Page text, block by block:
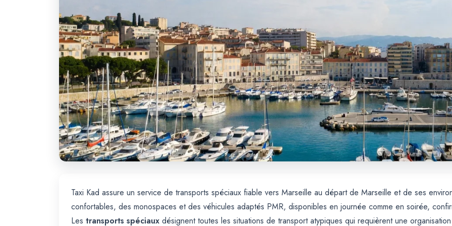
Taxi Kad assure un service de transports spéciaux fiable vers Marseille au départ de Marseille et de ses
confortables, des monospaces et des véhicules adaptés PMR, disponibles en journée comme en soirée,
Les transports spéciaux désignent toutes les situations de transport atypiques qui requièrent une